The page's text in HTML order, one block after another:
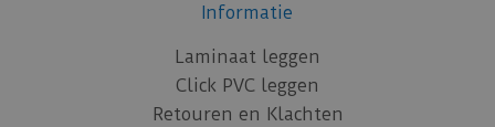
Informatie
Laminaat leggen
Click PVC leggen
Retouren en Klachten